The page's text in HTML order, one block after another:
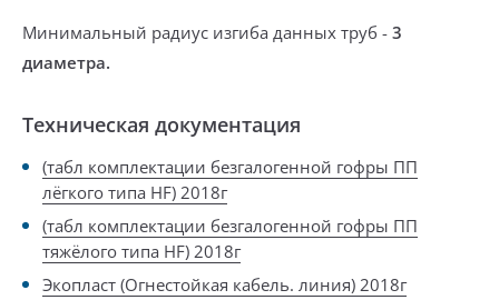
Минимальный радиус изгиба данных труб - 3
диаметра.
Техническая документация
(табл комплектации безгалогенной гофры ПП
лёгкого типа HF) 2018г
(табл комплектации безгалогенной гофры ПП
тяжёлого типа HF) 2018г
Экопласт (Огнестойкая кабель. линия) 2018г